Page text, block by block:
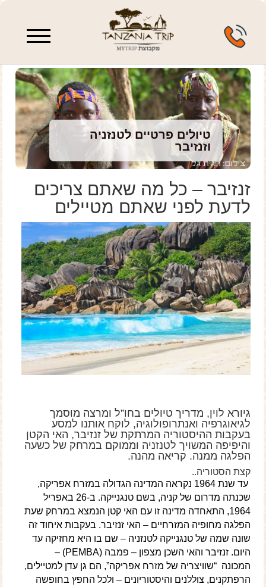
טיולים פרטיים לטנזניה
וזנזיבר
זנזיבר – כל מה שאתם צריכים
לדעת לפני שאתם מטיילים
גיורא לוין, מדריך טיולים בחו”ל ומרצה מוסמך
לגיאוגרפיה ואנתרופולוגיה, לוקח אותנו למסע
בעקבות ההיסטוריה המרתקת של זנזיבר, האי הקטן
והיפיפה המשויך לטנזניה וממוקם במרחק של כשעה
הפלגה ממנה. קריאה מהנה.
קצת הסטוריה..
עד שנת 1964 נקראה המדינה הגדולה במזרח אפריקה,
שכנתה מדרום של קניה, בשם טנגנייקה. ב-26 באפריל
1964, התאחדה מדינה זו עם האי קטן הנמצא במרחק שעת
הפלגה מחופיה המזרחיים – האי זנזיבר. בעקבות איחוד זה
שונה שמה של טנגנייקה לטנזניה – שם בו היא מחזיקה עד
היום. זנזיבר והאי השכן מצפון – פמבה (PEMBA) –
המכונה “שוויצריה של מזרח אפריקה”, הם גן עדן למטיילים,
הרפתקנים, צוללנים והיסטוריונים – ולכל החפץ בחופשה